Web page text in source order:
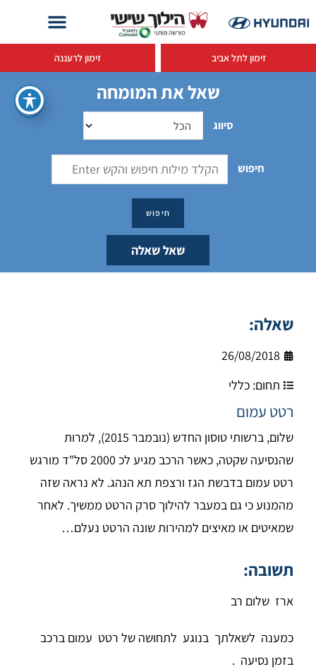
זימון לתל אביב זימון לרעננה
שאל את המומחה
סיווג
חיפוש
שאל שאלה
שאלה:
26/08/2018
תחום: כללי
רטט עמום
שלום, ברשותי טוסון החדש (נובמבר 2015), למרות
שהנסיעה שקטה, כאשר הרכב מגיע לכ 2000 סל"ד מורגש
רטט עמום בדבשת הגז ורצפת תא הנהג. לא נראה שזה
מהמנוע כי גם במעבר להילוך סרק הרטט ממשיך. לאחר
שמאיטים או מאיצים למהירות שונה הרטט נעלם…
תשובה:
ארז שלום רב
כמענה לשאלתך בנוגע לתחושה של רטט עמום ברכב
בזמן נסיעה .